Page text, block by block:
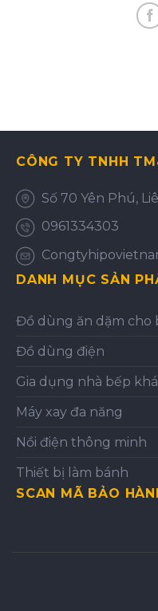
CÔNG TY TNHH
Số 70 Yên Phú,
0961334303
DANH MỤC SẢN
Đồ dùng ăn dặm cho
Đồ dùng điện
Gia dụng nhà bếp
Máy xay đa năng
Nồi điện thông minh
Thiết bị làm bánh
SCAN MÃ BẢO